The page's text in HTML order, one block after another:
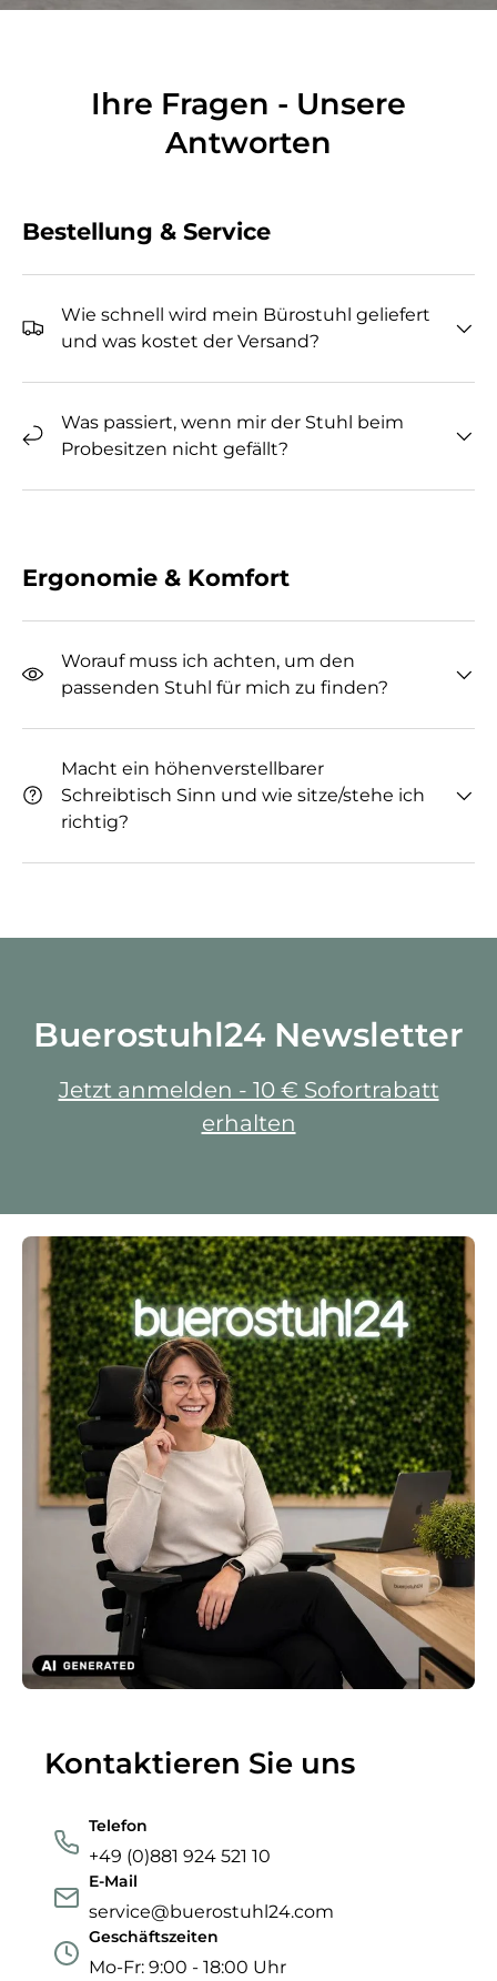
Ihre Fragen - Unsere
Antworten
Bestellung & Service
Wie schnell wird mein Bürostuhl geliefert
und was kostet der Versand?
Was passiert, wenn mir der Stuhl beim
Probesitzen nicht gefällt?
Ergonomie & Komfort
Worauf muss ich achten, um den
passenden Stuhl für mich zu finden?
Macht ein höhenverstellbarer
Schreibtisch Sinn und wie sitze/stehe ich
richtig?
Buerostuhl24 Newsletter
Jetzt anmelden - 10 € Sofortrabatt
erhalten
Kontaktieren Sie uns
Telefon
+49 (0)881 924 521 10
E-Mail
service@buerostuhl24.com
Geschäftszeiten
Mo-Fr: 9:00 - 18:00 Uhr